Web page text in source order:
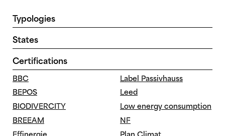
Typologies
Equipment
Health
Housing
Mixed program
Offices
School
Urbanism
States
Book
Competition
Under construction
Certifications
BBC
BEPOS
BIODIVERCITY
BREEAM
Effinergie
Label Passivhauss
Leed
Low energy consumption
NF
Plan Climat